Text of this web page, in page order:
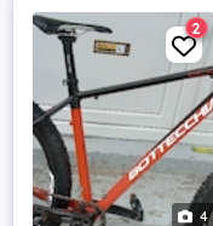
4
2